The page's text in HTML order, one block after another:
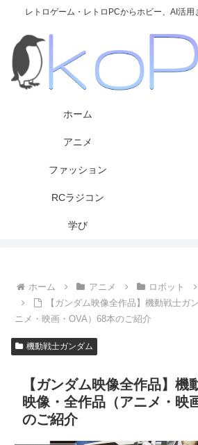
レトロゲーム・レトロPCからホビー、AI活
ホーム
アニメ
ファッション
RCラジコン
学び
ホーム アニメ ロボット
【ガンダム映像全作品】機動戦士ガ
ニメ・映画・OVA）68本のご紹介
機動戦士ガンダム
【ガンダム映像全作品】機
映像・全作品（アニメ・映
のご紹介